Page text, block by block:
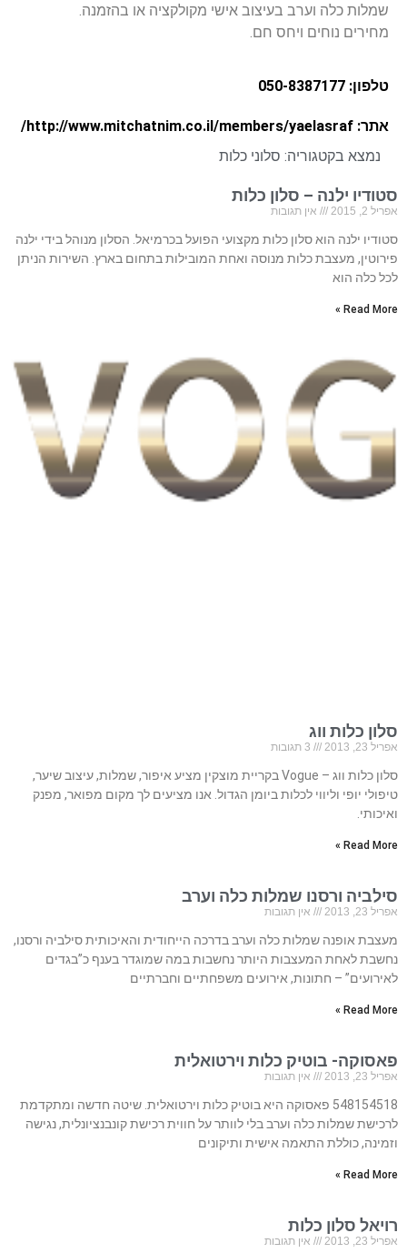
שמלות כלה וערב בעיצוב אישי מקולקציה או בהזמנה.
מחירים נוחים ויחס חם.
טלפון: 050-8387177
אתר: http://www.mitchatnim.co.il/members/yaelasraf/
נמצא בקטגוריה: סלוני כלות
סטודיו ילנה – סלון כלות
אפריל 2, 2015 אין תגובות
סטודיו ילנה הוא סלון כלות מקצועי הפועל בכרמיאל. הסלון מנוהל בידי ילנה
פירוטין, מעצבת כלות מנוסה ואחת המובילות בתחום בארץ. השירות הניתן
לכל כלה הוא
Read More »
סלון כלות ווג
אפריל 23, 2013
סלון כלות ווג – Vogue בקריית מוצקין מציע איפור, שמלות, עיצוב שיער,
טיפולי יופי וליווי לכלות ביומן הגדול. אנו מציעים לך מקום מפואר, מפנק
ואיכותי.
Read More »
סילביה ורסנו שמלות כלה וערב
אפריל 23, 2013 אין תגובות
מעצבת אופנה שמלות כלה וערב בדרכה הייחודית והאיכותית סילביה ורסנו,
נחשבת לאחת המעצבות היותר נחשבות במה שמוגדר בענף כ”בגדים
לאירועים” – חתונות, אירועים משפחתיים וחברתיים
Read More »
פאסוקה- בוטיק כלות וירטואלית
אפריל 23, 2013 אין תגובות
548154518 פאסוקה היא בוטיק כלות וירטואלית. שיטה חדשה ומתקדמת
לרכישת שמלות כלה וערב בלי לוותר על חווית רכישת קונבנציונלית, נגישה
וזמינה, כוללת התאמה אישית ותיקונים
Read More »
רויאל סלון כלות
אפריל 23, 2013 אין תגובות